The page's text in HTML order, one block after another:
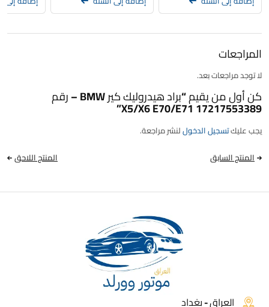
المراجعات
لا توجد مراجعات بعد.
كن أول من يقيم “براد هيدروليك كير BMW – رقم
17217553389 X5/X6 E70/E71”
يجب عليكتسجيل الدخوللنشر مراجعة.
المنتج السابق
المنتج اللاحق
العراق - بغداد